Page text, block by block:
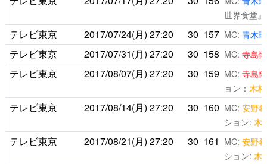
世界食堂
テレビ東京 2017/07/24(月) 27:20 30 157 MC: 青木
テレビ東京 2017/07/31(月) 27:20 30 158 MC: 寺島
テレビ東京 2017/08/07(月) 27:20 30 159 MC: 寺島
ョン： 木
テレビ東京 2017/08/14(月) 27:20 30 160 MC: 安野
ション: 木
テレビ東京 2017/08/21(月) 27:20 30 161 MC: 安野
ション: 木